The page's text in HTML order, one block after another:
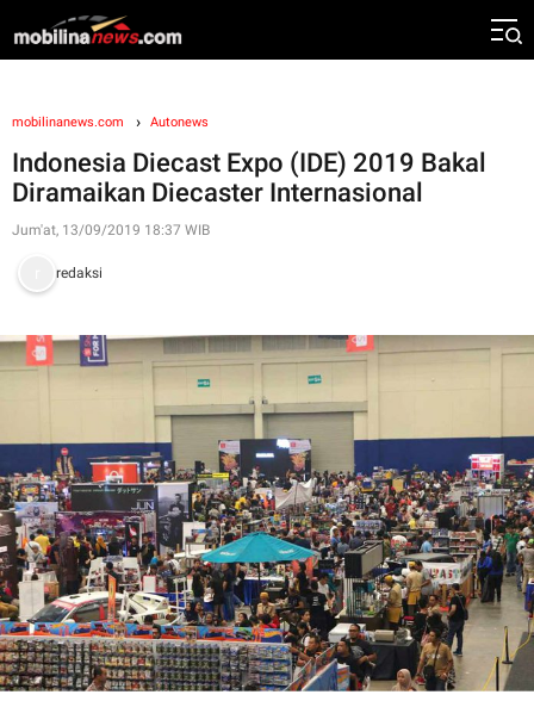
mobilinanews.com Autonews
Indonesia Diecast Expo (IDE) 2019 Bakal
Diramaikan Diecaster Internasional
Jum'at, 13/09/2019 18:37 WIB
redaksi